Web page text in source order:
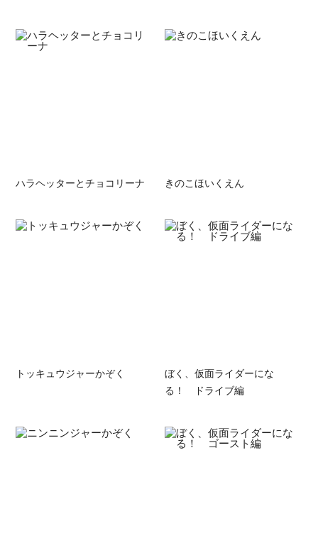
ハラヘッターとチョコリーナ きのこほいくえん
トッキュウジャーかぞく
ぼく、仮面ライダーにな
る！ ドライブ編